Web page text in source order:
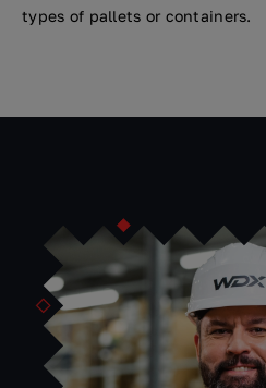
types of pallets or containers.